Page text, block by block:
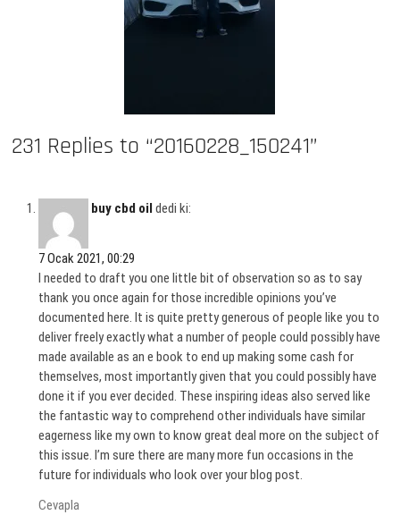
231 Replies to “20160228_150241”
buy cbd oil dedi ki:
7 Ocak 2021, 00:29
I needed to draft you one little bit of observation so as to say
thank you once again for those incredible opinions you’ve
documented here. It is quite pretty generous of people like you to
deliver freely exactly what a number of people could possibly have
made available as an e book to end up making some cash for
themselves, most importantly given that you could possibly have
done it if you ever decided. These inspiring ideas also served like
the fantastic way to comprehend other individuals have similar
eagerness like my own to know great deal more on the subject of
this issue. I’m sure there are many more fun occasions in the
future for individuals who look over your blog post.
Cevapla